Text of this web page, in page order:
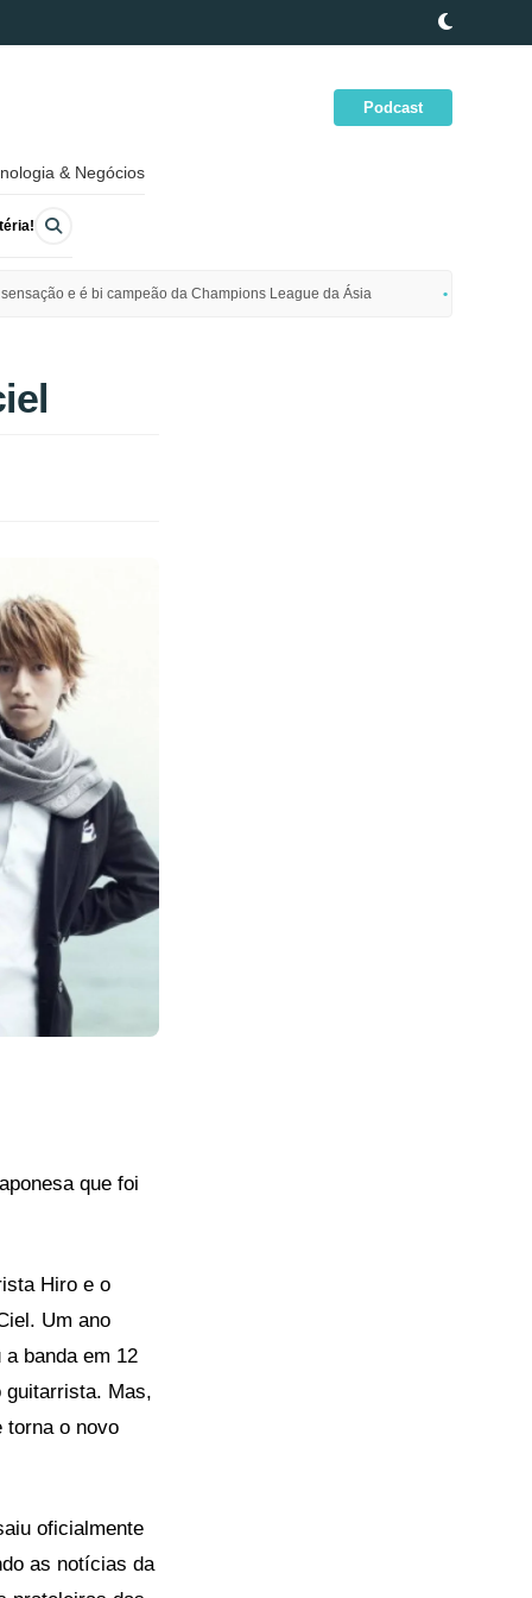
Podcast
& Negócios
e é bi campeão da Champions League da Ásia
que foi
Hiro e o
Um ano
banda em 12
guitarrista. Mas,
torna o novo
oficialmente
as notícias da